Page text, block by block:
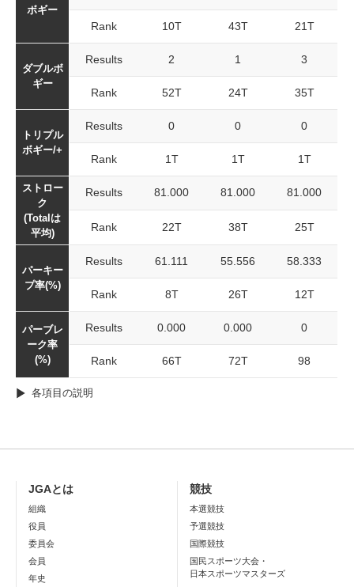
ボギー
Rank 10T 43T 21T
ダブルボ
ギー
Results 2 1 3
Rank 52T 24T 35T
トリプル
ボギー/+
Results 0 0 0
Rank 1T 1T 1T
ストロー
ク
(Totalは
平均)
Results 81.000 81.000 81.000
Rank 22T 38T 25T
パーキー
プ率(%)
Results 61.111 55.556 58.333
Rank 8T 26T 12T
パーブレ
ーク率
(%)
Results 0.000 0.000 0
Rank 66T 72T 98
各項目の説明
JGAとは
組織
役員
委員会
会員
年史
競技
本選競技
予選競技
国際競技
国民スポーツ大会・
日本スポーツマスターズ